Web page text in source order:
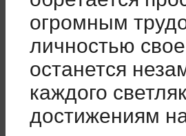
огромным
личностью
останется
каждого
достижениям